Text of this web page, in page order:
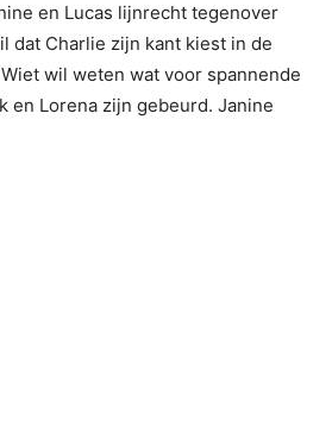
en Lucas lijnrecht tegenover
dat Charlie zijn kant kiest in de
wil weten wat voor spannende
en Lorena zijn gebeurd. Janine